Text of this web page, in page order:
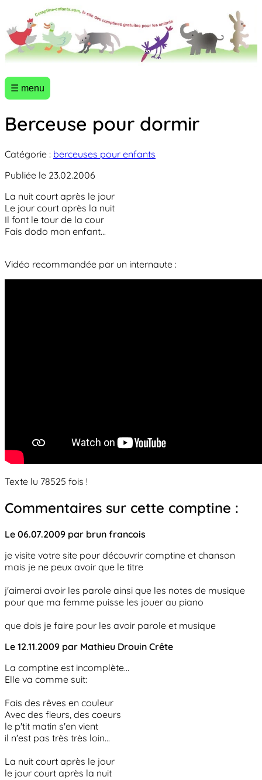
☰ menu
Berceuse pour dormir
Catégorie : berceuses pour enfants
Publiée le 23.02.2006
La nuit court après le jour
Le jour court après la nuit
Il font le tour de la cour
Fais dodo mon enfant...
Vidéo recommandée par un internaute :
Texte lu 78525 fois !
Commentaires sur cette comptine :
Le 06.07.2009 par brun francois
je visite votre site pour découvrir comptine et chanson
mais je ne peux avoir que le titre
j'aimerai avoir les parole ainsi que les notes de musique
pour que ma femme puisse les jouer au piano
que dois je faire pour les avoir parole et musique
Le 12.11.2009 par Mathieu Drouin Crête
La comptine est incomplète...
Elle va comme suit:
Fais des rêves en couleur
Avec des fleurs, des coeurs
le p'tit matin s'en vient
il n'est pas très très loin...
La nuit court après le jour
le jour court après la nuit